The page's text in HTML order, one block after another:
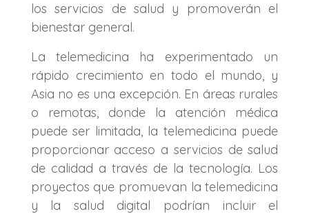
los servicios de salud y promoverán el
bienestar general.
La telemedicina ha experimentado un
rápido crecimiento en todo el mundo, y
Asia no es una excepción. En áreas rurales
o remotas, donde la atención médica
puede ser limitada, la telemedicina puede
proporcionar acceso a servicios de salud
de calidad a través de la tecnología. Los
proyectos que promuevan la telemedicina
y la salud digital podrían incluir el